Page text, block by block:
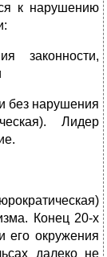
к нарушению
законности,
без нарушения
Лидер
Конец 20-х
окружения
далеко не